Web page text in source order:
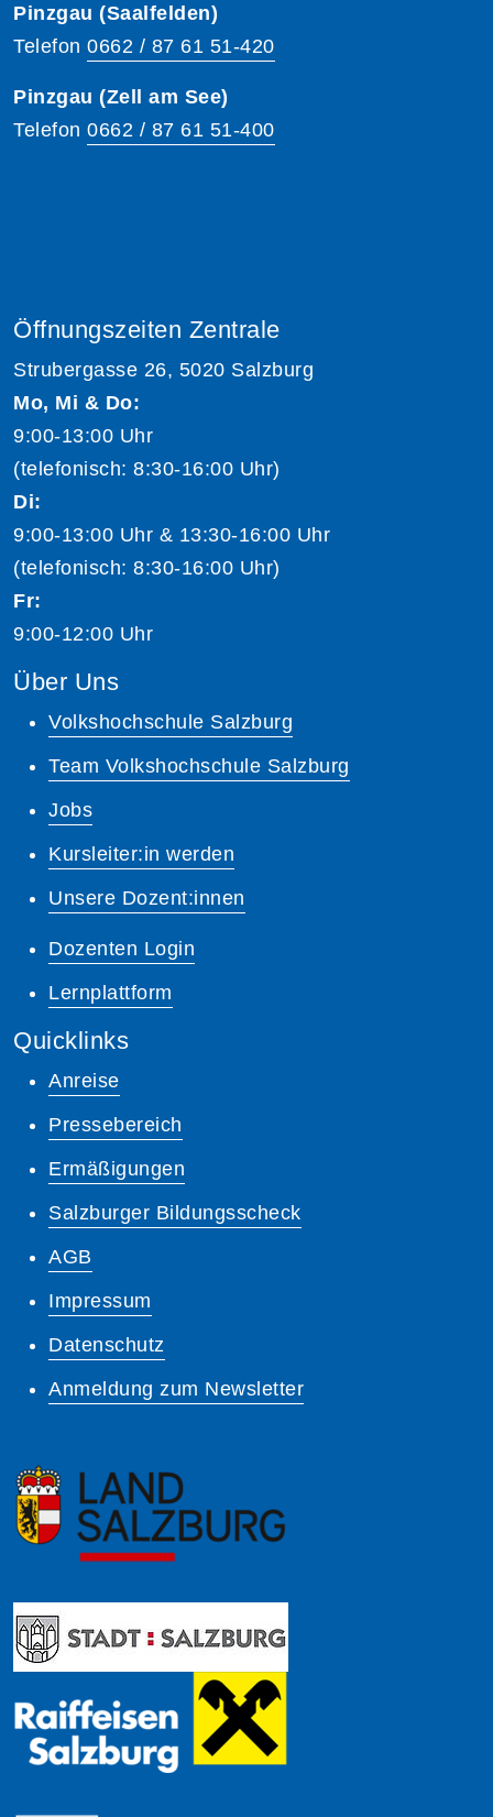
Pinzgau (Saalfelden)
Telefon 0662 / 87 61 51-420
Pinzgau (Zell am See)
Telefon 0662 / 87 61 51-400
Öffnungszeiten Zentrale
Strubergasse 26, 5020 Salzburg
Mo, Mi & Do:
9:00-13:00 Uhr
(telefonisch: 8:30-16:00 Uhr)
Di:
9:00-13:00 Uhr & 13:30-16:00 Uhr
(telefonisch: 8:30-16:00 Uhr)
Fr:
9:00-12:00 Uhr
Über Uns
Volkshochschule Salzburg
Team Volkshochschule Salzburg
Jobs
Kursleiter:in werden
Unsere Dozent:innen
Dozenten Login
Lernplattform
Quicklinks
Anreise
Pressebereich
Ermäßigungen
Salzburger Bildungsscheck
AGB
Impressum
Datenschutz
Anmeldung zum Newsletter